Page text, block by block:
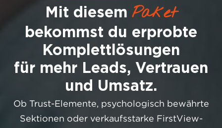
Mit diesem Paket
bekommst du erprobte
Komplettlösungen
für mehr Leads, Vertrauen
und Umsatz.
Ob Trust-Elemente, psychologisch bewährte
Sektionen oder verkaufsstarke FirstView-